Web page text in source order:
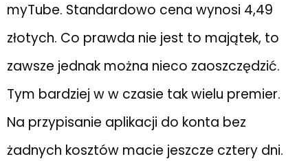
myTube. Standardowo cena wynosi 4,49
złotych. Co prawda nie jest to majątek, to
zawsze jednak można nieco zaoszczędzić.
Tym bardziej w w czasie tak wielu premier.
Na przypisanie aplikacji do konta bez
żadnych kosztów macie jeszcze cztery dni.